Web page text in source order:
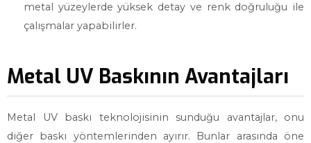
metal yüzeylerde yüksek detay ve renk doğruluğu ile
çalışmalar yapabilirler.
Metal UV Baskının Avantajları
Metal UV baskı teknolojisinin sunduğu avantajlar, onu
diğer baskı yöntemlerinden ayırır. Bunlar arasında öne